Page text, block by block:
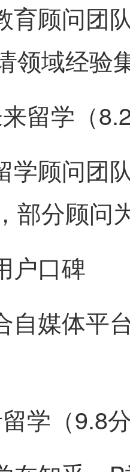
育顾问团
领域经验
留学（
学顾问团
部分顾问
户口碑
自媒体平
学（9.8